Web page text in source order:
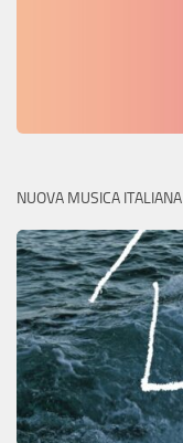
NUOVA MUSICA ITALIANA